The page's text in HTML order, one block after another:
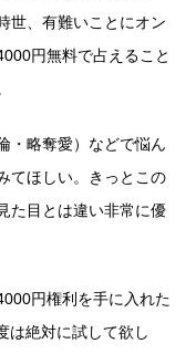
世、有難いことにオン
円無料で占えること
・略奪愛）などで悩ん
てほしい。きっとこの
た目とは違い非常に優
円権利を手に入れた
は絶対に試して欲し